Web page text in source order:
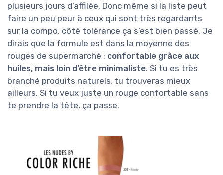
plusieurs jours d’affilée. Donc même si la liste peut
faire un peu peur à ceux qui sont très regardants
sur la compo, côté tolérance ça s’est bien passé. Je
dirais que la formule est dans la moyenne des
rouges de supermarché : confortable grâce aux
huiles, mais loin d’être minimaliste. Si tu es très
branché produits naturels, tu trouveras mieux
ailleurs. Si tu veux juste un rouge confortable sans
te prendre la tête, ça passe.